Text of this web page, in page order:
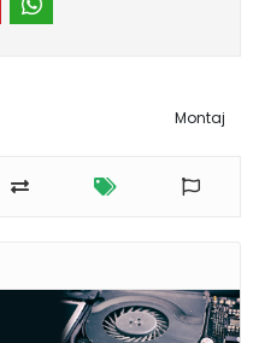
Montaj